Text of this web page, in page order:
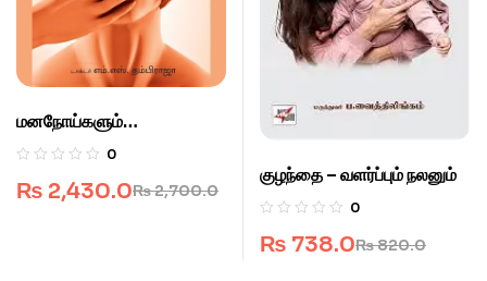
மனநோய்களும்
மனக்கோளாறுகளும்
0
₨2,700.0
₨ 2,430.0
குழந்தை – வளர்ப்பும் நலனும்
0
₨820.0
₨ 738.0